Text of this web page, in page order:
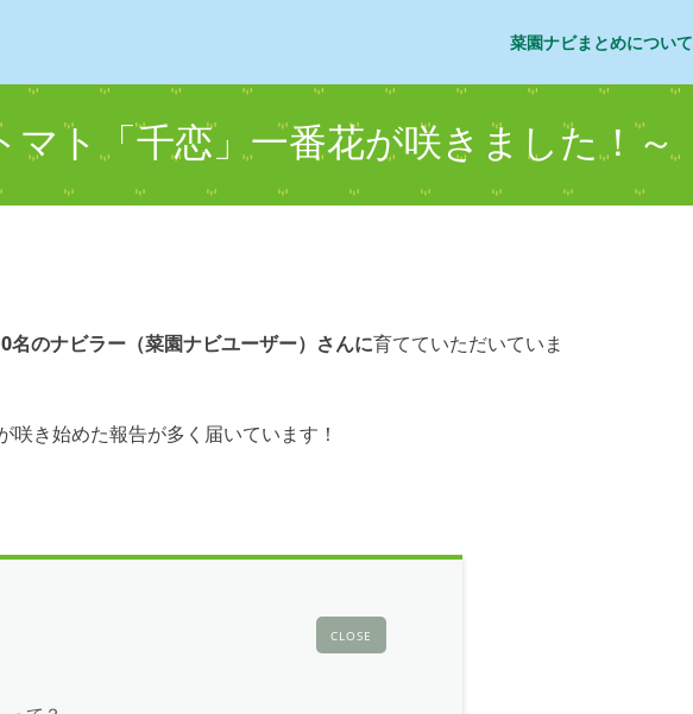
菜園ナビまとめについて
ト「千恋」一番花が咲きました！～
のナビラー（菜園ナビユーザー）さんに育てていただいていま
き始めた報告が多く届いています！
CLOSE